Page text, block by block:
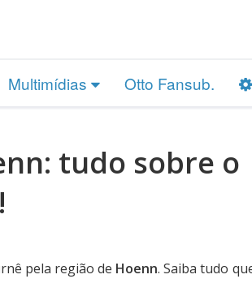
Multimídias Otto Fansub.
tudo sobre o
pela região de Hoenn. Saiba tudo